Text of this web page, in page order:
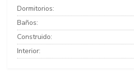
Dormitorios:
Baños:
Construido:
Interior: